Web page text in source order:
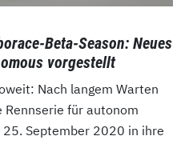
Beta-Season: Neues
vorgestellt
Nach langem Warten
für autonom
September 2020 in ihre